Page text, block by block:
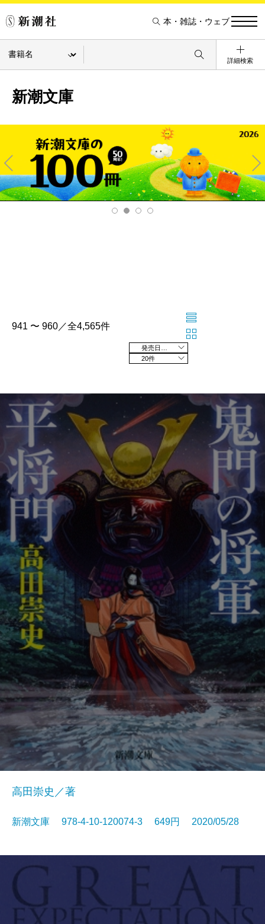
本・雑誌・ウェブ
詳細検索
新潮文庫
Pre
v
Ne
xt
941 〜 960／全4,565件
20件
高田崇史／著
新潮文庫 978-4-10-120074-3 649円 2020/05/28